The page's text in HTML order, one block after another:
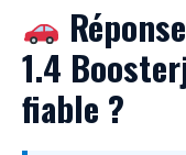
1.4
fiable ?